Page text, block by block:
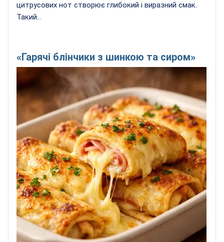
цитрусових нот створює глибокий і виразний смак.
Такий...
«Гарячі блінчики з шинкою та сиром»